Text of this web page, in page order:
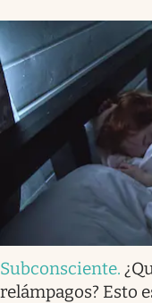
Subconsciente.
relámpagos? Esto